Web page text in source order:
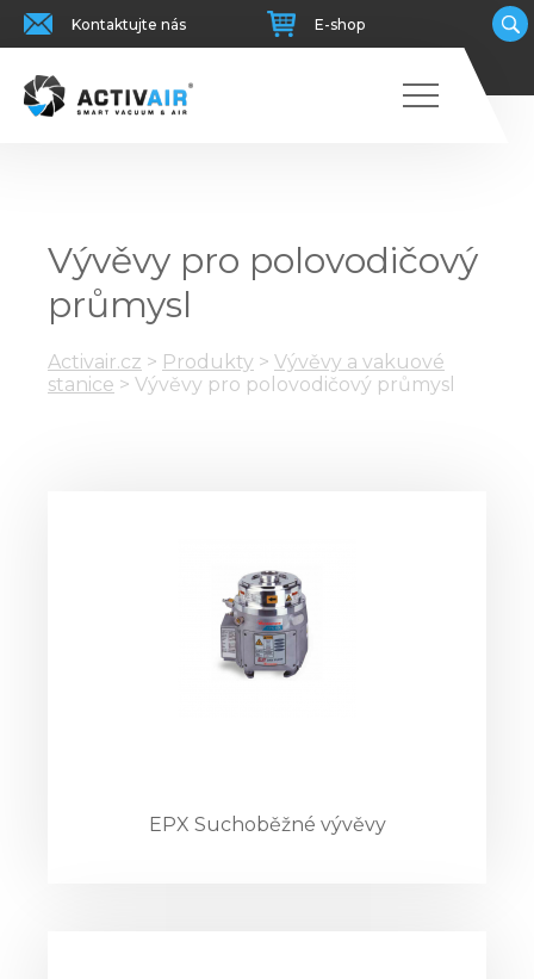
Kontaktujte nás E-shop
Vývěvy pro polovodičový
průmysl
Activair.cz > Produkty > Vývěvy a vakuové
stanice > Vývěvy pro polovodičový průmysl
EPX Suchoběžné vývěvy